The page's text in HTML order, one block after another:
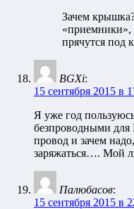
Зачем
«приемники»,
прячутся под
BGXi:
15 сентября 2015 в
Я уже год
безпроводными для
провод и зачем
заряжаться…. Мой
Палюбасов:
15 сентября 2015 в